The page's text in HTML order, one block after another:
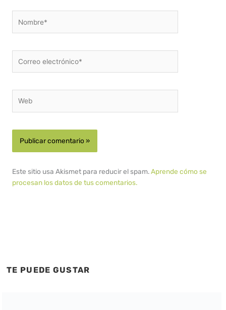
electrónico*
Este sitio usa Akismet para reducir el spam.Aprende cómo se
procesan los datos de tus comentarios.
TE PUEDE GUSTAR